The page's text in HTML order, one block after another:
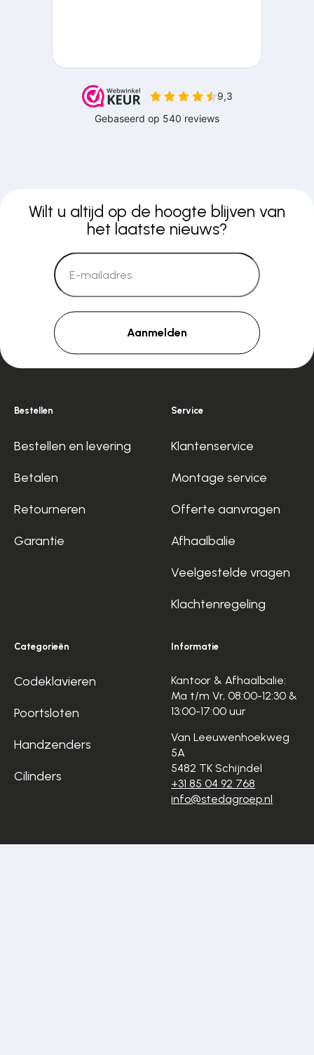
Wilt u altijd op de hoogte blijven van
het laatste nieuws?
Aanmelden
Bestellen
Bestellen en levering
Betalen
Retourneren
Garantie
Service
Klantenservice
Montage service
Offerte aanvragen
Afhaalbalie
Veelgestelde vragen
Klachtenregeling
Categorieën
Codeklavieren
Poortsloten
Handzenders
Cilinders
Informatie
Kantoor & Afhaalbalie:
Ma t/m Vr, 08:00-12:30 &
13:00-17:00 uur
Van Leeuwenhoekweg
5A
5482 TK Schijndel
+31 85 04 92 768
info@stedagroep.nl